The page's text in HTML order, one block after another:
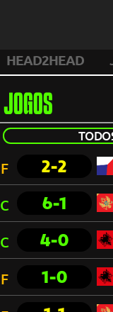
HEAD2HEAD
JOGOS
F 2-2
C 6-1
C 4-0
F 1-0